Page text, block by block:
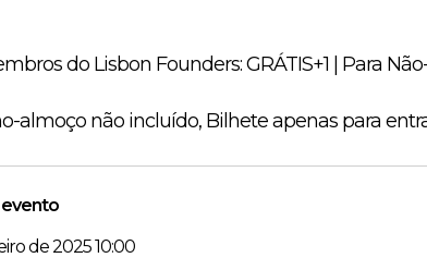
do Lisbon Founders: GRÁTIS+1 | Para
almoço não incluído, Bilhete apenas para
evento
de 2025 10:00